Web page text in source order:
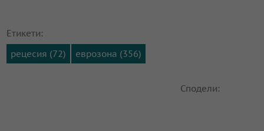
Етикети:
рецесия (72)
еврозона (356)
Сподели: